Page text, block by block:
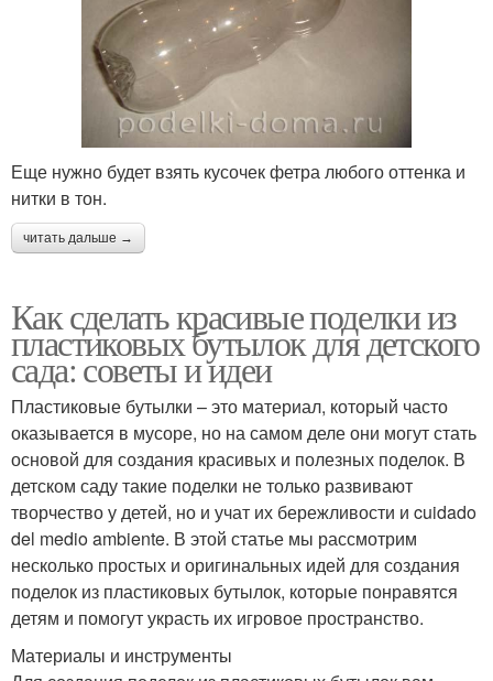
Еще нужно будет взять кусочек фетра любого оттенка и
нитки в тон.
читать дальше →
Как сделать красивые поделки из
пластиковых бутылок для детского
сада: советы и идеи
Пластиковые бутылки – это материал, который часто
оказывается в мусоре, но на самом деле они могут стать
основой для создания красивых и полезных поделок. В
детском саду такие поделки не только развивают
творчество у детей, но и учат их бережливости и cuidado
del medio ambiente. В этой статье мы рассмотрим
несколько простых и оригинальных идей для создания
поделок из пластиковых бутылок, которые понравятся
детям и помогут украсть их игровое пространство.
Материалы и инструменты